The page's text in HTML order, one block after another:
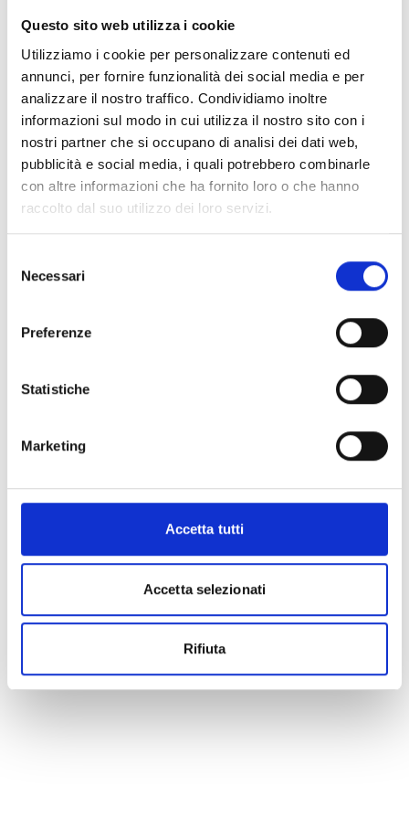
Questo sito web utilizza i cookie
Utilizziamo i cookie per personalizzare contenuti ed
annunci, per fornire funzionalità dei social media e per
analizzare il nostro traffico. Condividiamo inoltre
informazioni sul modo in cui utilizza il nostro sito con i
nostri partner che si occupano di analisi dei dati web,
pubblicità e social media, i quali potrebbero combinarle
con altre informazioni che ha fornito loro o che hanno
raccolto dal suo utilizzo dei loro servizi.
delNecessari
Preferenze
Statistiche
Marketing
Accetta tutti
Accetta selezionati
Rifiuta
Conosci Obiettivo Europa?
Prova gratis